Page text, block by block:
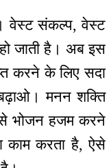
वेस्ट संकल्प, वेस्ट
जाती है। अब इस
करने के लिए सदा
मनन शक्ति
भोजन हजम करने
काम करता है, ऐसे